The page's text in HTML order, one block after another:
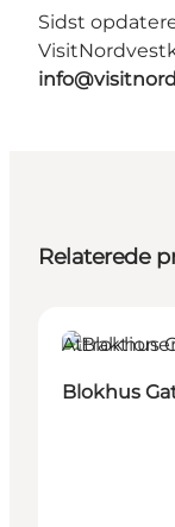
Sidst
Relaterede
Blokhus